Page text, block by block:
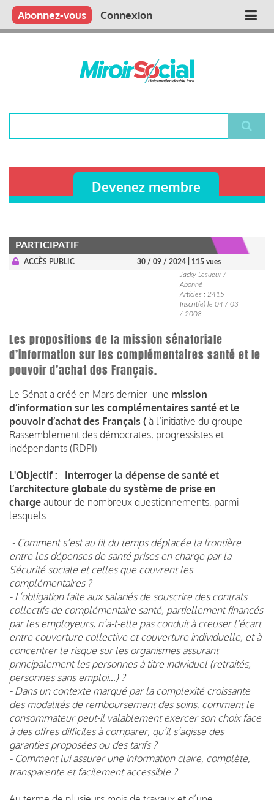
Aller
contenu
Main
Qui sommes nous ?
Vous publiez
Nous publions
Contactez-nous
Abonnez-vous Connexion
Devenez membre
PARTICIPATIF
ACCÈS PUBLIC 30 / 09 / 2024
| 115 vues
Jacky Lesueur /
Abonné
Articles : 2415
Inscrit(e) le 04 / 03
/ 2008
Les propositions de la mission sénatoriale
d’information sur les complémentaires santé et le
pouvoir d’achat des Français.
Le Sénat a créé en Mars dernier une mission
d’information sur les complémentaires santé et le
pouvoir d’achat des Français ( à l’initiative du groupe
Rassemblement des démocrates, progressistes et
indépendants (RDPI)
L'Objectif :
Interroger la dépense de santé et
l’architecture globale du système de prise en
charge autour de nombreux questionnements, parmi
lesquels....
- Comment s’est au fil du temps déplacée la frontière
entre les dépenses de santé prises en charge par la
Sécurité sociale et celles que couvrent les
complémentaires ?
- L’obligation faite aux salariés de souscrire des contrats
collectifs de complémentaire santé, partiellement financés
par les employeurs, n’a-t-elle pas conduit à creuser l’écart
entre couverture collective et couverture individuelle, et à
concentrer le risque sur les organismes assurant
principalement les personnes à titre individuel (retraités,
personnes sans emploi…) ?
- Dans un contexte marqué par la complexité croissante
des modalités de remboursement des soins, comment le
consommateur peut-il valablement exercer son choix face
à des offres difficiles à comparer, qu’il s’agisse des
garanties proposées ou des tarifs ?
- Comment lui assurer une information claire, complète,
transparente et facilement accessible ?